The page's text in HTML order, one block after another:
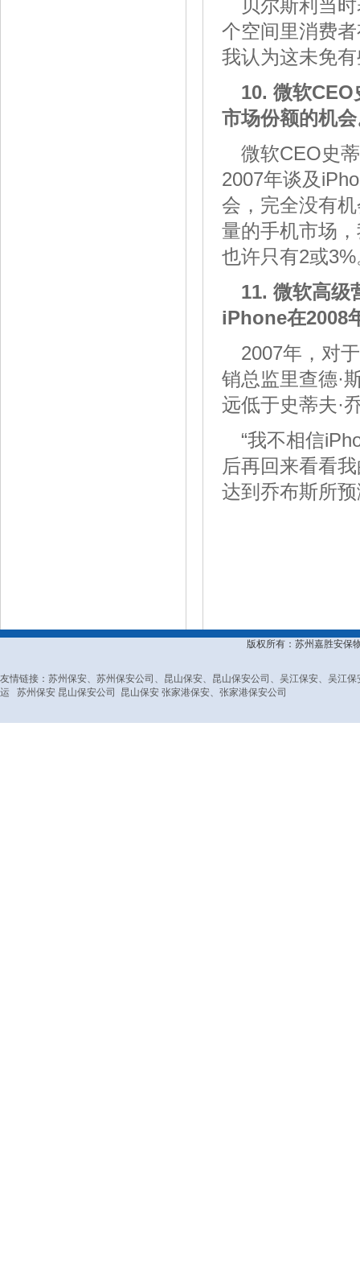
贝尔斯利当
个空间里消费
我认为这未免
10. 微软CEO
市场份额的机
微软CEO史
2007年谈及
会，完全没有
量的手机市场
也许只有2或3%
11. 微软高级
iPhone在2008
2007年，对
销总监里查德·
远低于史蒂夫·
“我不相信
后再回来看看
达到乔布斯所
版权所有：苏州嘉胜安
友情链接： 苏州保安、 苏州保安公司 、 昆山保安、 昆山保安公司 、 吴江保安、 吴江保
运
苏州保安 昆山保安公司 昆山保安 张家港保安、 张家港保安公司